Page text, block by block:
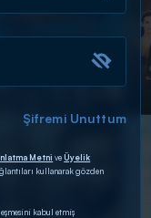
Şifremi Unuttum
Metni veÜyelik
kullanarak gözden
kabul etmiş